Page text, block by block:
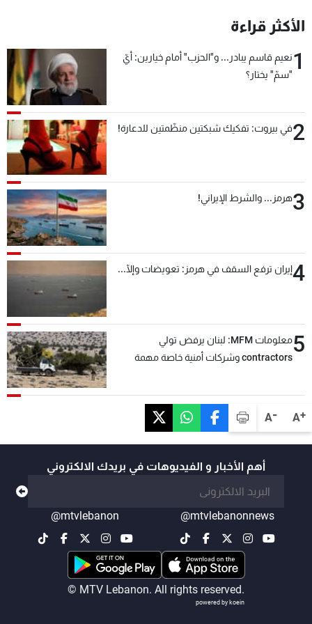
A+
A-
الأكثر قراءة
1نعيم قاسم يبادر... و"الحزب" أمام خيارين: أيّ
"سمّ" يختار؟
2في بيروت: تفكيك شبكتين منظّمتين للدعارة!
3هرمز... والشرط الإيراني!
4إيران ترفع السقف في هرمز: تعويضات وإلّا...
5
معلومات MFM: لبنان يرفض تولي
contractors وشركات أمنية خاصة مهمة
أهم الأخبار و الفيديوهات في بريدك الالكتروني
@mtvlebanonnews
@mtvlebanon
© MTV Lebanon. All rights reserved.
powered by koein
شاهد البرامج
الترددات
شروط الإسـتخدام
سياسة الخصوصية